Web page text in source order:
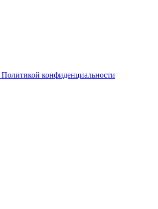
Политикой конфиденциальности